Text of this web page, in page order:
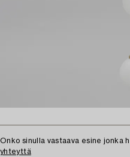
Onko sinulla vastaava esine jonka
yhteyttä